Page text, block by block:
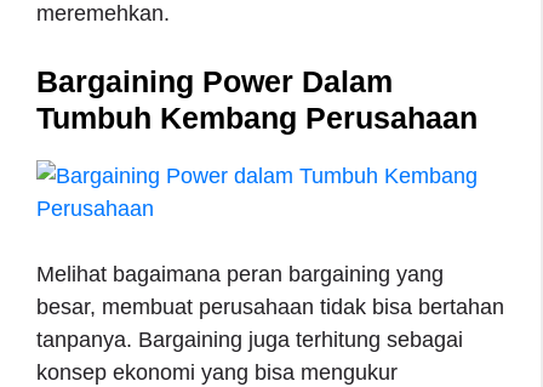
meremehkan.
Bargaining Power Dalam
Tumbuh Kembang Perusahaan
Melihat bagaimana peran bargaining yang
besar, membuat perusahaan tidak bisa bertahan
tanpanya. Bargaining juga terhitung sebagai
konsep ekonomi yang bisa mengukur